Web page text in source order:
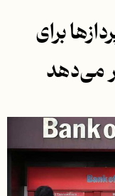
برای
می‌دهد